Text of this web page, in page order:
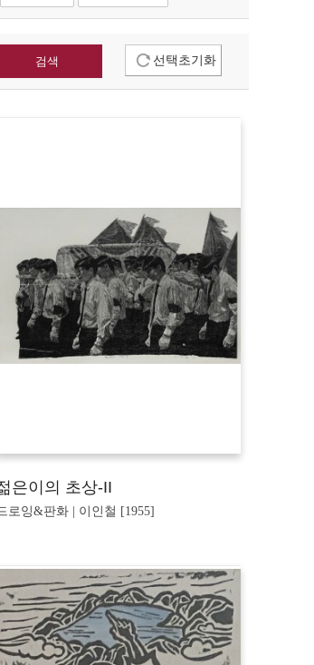
선택초기화
은이의 초상-II
로잉&판화 | 이인철 [1955]